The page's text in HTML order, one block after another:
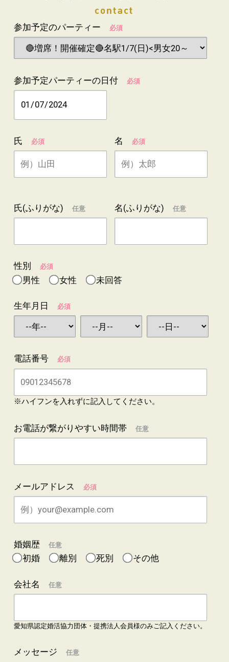
参加予定のパーティー 必須
参加予定パーティーの日付 必須
氏 必須 名 必須
氏(ふりがな) 任意 名(ふりがな) 任意
性別 必須
男性 女性 未回答
生年月日 必須
電話番号 必須
※ハイフンを入れずに記入してください。
お電話が繋がりやすい時間帯 任意
メールアドレス 必須
婚姻歴 任意
初婚 離別 死別 その他
会社名 任意
愛知県認定婚活協力団体・提携法人会員様のみご記入ください。
メッセージ 任意